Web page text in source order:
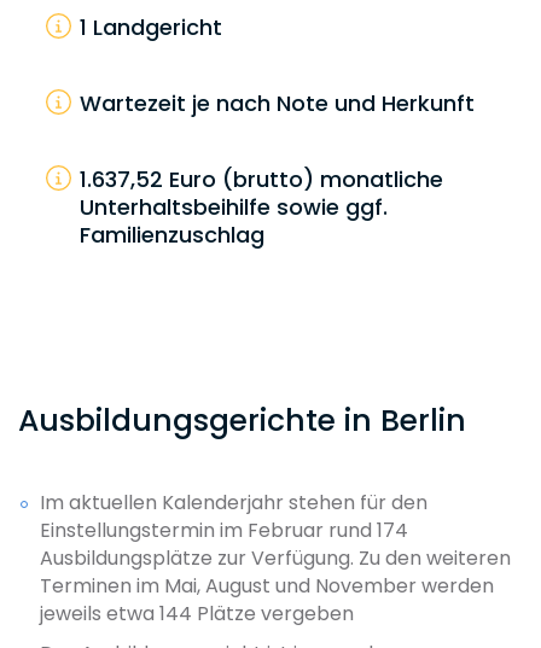
1 Landgericht
Wartezeit je nach Note und Herkunft
1.637,52 Euro (brutto) monatliche
Unterhaltsbeihilfe sowie ggf.
Familienzuschlag
Ausbildungsgerichte in Berlin
Im aktuellen Kalenderjahr stehen für den
Einstellungstermin im Februar rund 174
Ausbildungsplätze zur Verfügung. Zu den weiteren
Terminen im Mai, August und November werden
jeweils etwa 144 Plätze vergeben